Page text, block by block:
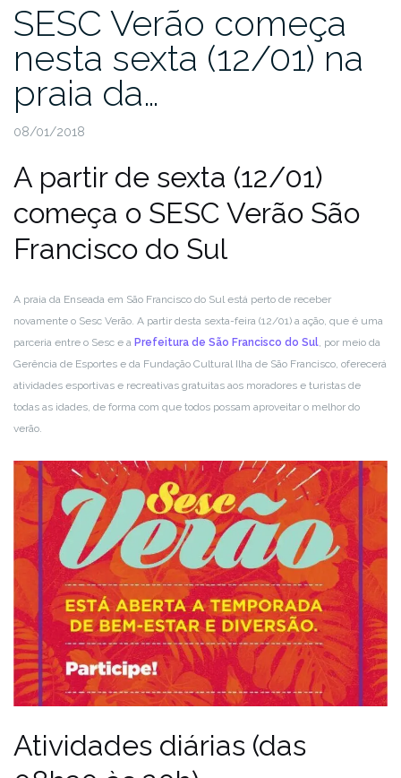
SESC Verão começa
nesta sexta (12/01) na
praia da…
08/01/2018
A partir de sexta (12/01)
começa o SESC Verão São
Francisco do Sul
A praia da Enseada em São Francisco do Sul está perto de receber
novamente o Sesc Verão. A partir desta sexta-feira (12/01) a ação, que é uma
parceria entre o Sesc e a Prefeitura de São Francisco do Sul, por meio da
Gerência de Esportes e da Fundação Cultural Ilha de São Francisco, oferecerá
atividades esportivas e recreativas gratuitas aos moradores e turistas de
todas as idades, de forma com que todos possam aproveitar o melhor do
verão.
Atividades diárias (das